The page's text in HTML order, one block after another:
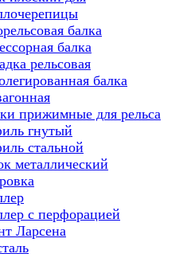
балка
балка
рельсовая
балка
прижимные для рельса
гнутый
стальной
металлический
с перфорацией
Ларсена